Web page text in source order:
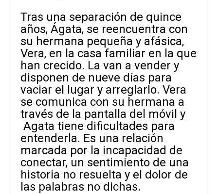
Tras una separación de quince
años, Ágata, se reencuentra con
su hermana pequeña y afásica,
Vera, en la casa familiar en la que
han crecido. La van a vender y
disponen de nueve días para
vaciar el lugar y arreglarlo. Vera
se comunica con su hermana a
través de la pantalla del móvil y
Agata tiene dificultades para
entenderla. Es una relación
marcada por la incapacidad de
conectar, un sentimiento de una
historia no resuelta y el dolor de
las palabras no dichas.